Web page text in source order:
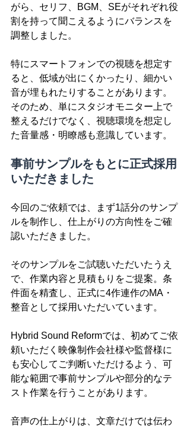
がら、セリフ、BGM、SEがそれぞれ役
割を持って聞こえるようにバランスを
調整しました。
特にスマートフォンでの視聴を想定す
ると、低域が出にくかったり、細かい
音が埋もれたりすることがあります。
そのため、単にスタジオモニター上で
整えるだけでなく、視聴環境を想定し
た音量感・明瞭感も意識しています。
事前サンプルをもとに正式採用
いただきました
今回のご依頼では、まず1話分のサンプ
ルを制作し、仕上がりの方向性をご確
認いただきました。
そのサンプルをご試聴いただいたうえ
で、作業内容と見積もりをご提案。条
件面を精査し、正式に4作連作のMA・
整音として採用いただいています。
Hybrid Sound Reformでは、初めてご依
頼いただく映像制作会社様や監督様に
も安心してご判断いただけるよう、可
能な範囲で事前サンプルや部分的なテ
スト作業を行うことがあります。
音声の仕上がりは、文章だけでは伝わ